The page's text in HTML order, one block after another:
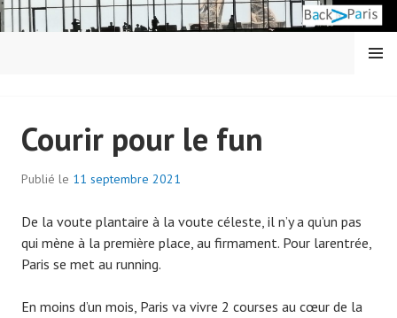
Aller
au
MENU
Courir pour le fun
Publié le 11 septembre 2021
r
a
i
De la voute plantaire à la voute céleste, il n’y a qu’un pas
qui mène à la première place, au firmament. Pour larentrée,
Paris se met au running.
En moins d’un mois, Paris va vivre 2 courses au cœur de la